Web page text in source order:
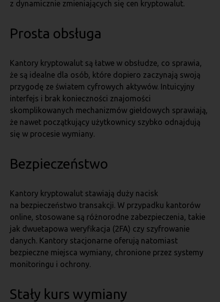
z dynamicznie zmieniających się cen kryptowalut.
Prosta obsługa
Kantory kryptowalut są łatwe w obsłudze, co sprawia,
że są idealne dla osób, które dopiero zaczynają swoją
przygodę ze światem cyfrowych aktywów. Intuicyjny
interfejs i brak konieczności znajomości
skomplikowanych mechanizmów giełdowych sprawiają,
że nawet początkujący użytkownicy szybko odnajdują
się w procesie wymiany.
Bezpieczeństwo
Kantory kryptowalut stawiają duży nacisk
na bezpieczeństwo transakcji. W przypadku kantorów
online, stosowane są różnorodne zabezpieczenia, takie
jak dwuetapowa weryfikacja (2FA) czy szyfrowanie
danych. Kantory stacjonarne oferują natomiast
bezpieczne miejsca wymiany, chronione przez systemy
monitoringu i ochrony.
Stały kurs wymiany